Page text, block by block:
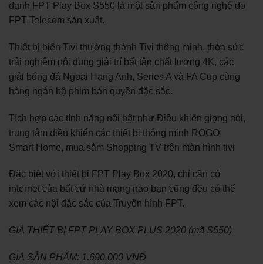
danh FPT Play Box S550 là một sản phẩm công nghệ do
FPT Telecom sản xuất.
Thiết bị biến Tivi thường thành Tivi thông minh, thỏa sức
trải nghiệm nội dung giải trí bất tận chất lượng 4K, các
giải bóng đá Ngoại Hạng Anh, Series A và FA Cup cùng
hàng ngàn bộ phim bản quyền đặc sắc.
Tích hợp các tính năng nổi bật như Điều khiển giọng nói,
trung tâm điều khiển các thiết bị thông minh ROGO
Smart Home, mua sắm Shopping TV trên màn hình tivi
Đặc biệt với thiết bị FPT Play Box 2020, chỉ cần có
internet của bất cứ nhà mạng nào bạn cũng đều có thể
xem các nội đặc sắc của Truyền hình FPT.
GIÁ THIẾT BỊ FPT PLAY BOX PLUS 2020 (mã S550)
GIÁ SẢN PHẨM: 1.690.000 VNĐ